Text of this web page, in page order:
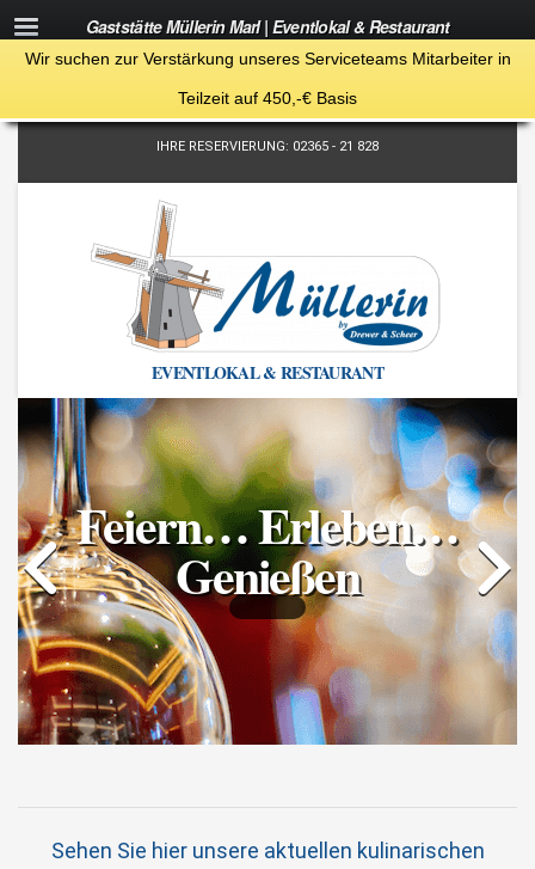
Wir suchen zur Verstärkung unseres Serviceteams Mitarbeiter in
Teilzeit auf 450,-€ Basis
Gaststätte Müllerin Marl | Eventlokal & Restaurant
IHRE RESERVIERUNG: 02365 - 21 828
EVENTLOKAL & RESTAURANT
Feiern… Erleben…
Genießen
Sehen Sie hier unsere aktuellen kulinarischen